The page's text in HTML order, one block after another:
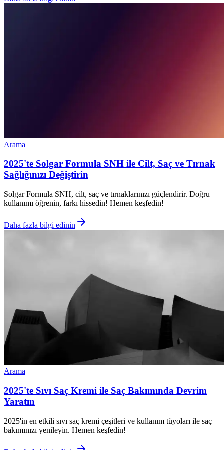
Arama
2025'te Solgar Formula SNH ile Cilt, Saç ve Tırnak
Sağlığınızı Değiştirin
Solgar Formula SNH, cilt, saç ve tırnaklarınızı güçlendirir. Doğru
kullanımı öğrenin, farkı hissedin! Hemen keşfedin!
Daha fazla bilgi edinin
Arama
2025'te Sıvı Saç Kremi ile Saç Bakımında Devrim
Yaratın
2025'in en etkili sıvı saç kremi çeşitleri ve kullanım tüyoları ile saç
bakımınızı yenileyin. Hemen keşfedin!